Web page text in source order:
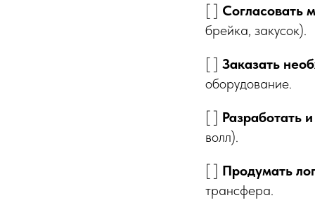
[ ] Согласовать
брейка, закусок).
[ ] Заказать
оборудование.
[ ] Разработать
волл).
[ ] Продумать
трансфера.